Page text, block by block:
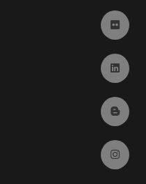
Ir a
Ir a
Ir al
Ir a